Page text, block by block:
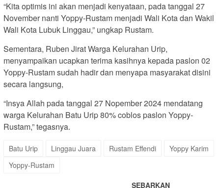
“Kita optimis ini akan menjadi kenyataan, pada tanggal 27
November nanti Yoppy-Rustam menjadi Wali Kota dan Wakil
Wali Kota Lubuk Linggau,” ungkap Rustam.
Sementara, Ruben Jirat Warga Kelurahan Urip,
menyampaikan ucapkan terima kasihnya kepada paslon 02
Yoppy-Rustam sudah hadir dan menyapa masyarakat disini
secara langsung,
“Insya Allah pada tanggal 27 Nopember 2024 mendatang
warga Kelurahan Batu Urip 80% coblos paslon Yoppy-
Rustam,” tegasnya.
Batu Urip Linggau Juara Rustam Effendi
Yoppy Karim
Yoppy-Rustam
SEBARKAN